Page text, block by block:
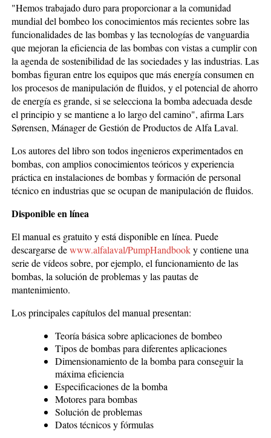
"Hemos trabajado duro para proporcionar a la comunidad
mundial del bombeo los conocimientos más recientes sobre las
funcionalidades de las bombas y las tecnologías de vanguardia
que mejoran la eficiencia de las bombas con vistas a cumplir con
la agenda de sostenibilidad de las sociedades y las industrias. Las
bombas figuran entre los equipos que más energía consumen en
los procesos de manipulación de fluidos, y el potencial de ahorro
de energía es grande, si se selecciona la bomba adecuada desde
el principio y se mantiene a lo largo del camino", afirma Lars
Sørensen, Mánager de Gestión de Productos de Alfa Laval.
Los autores del libro son todos ingenieros experimentados en
bombas, con amplios conocimientos teóricos y experiencia
práctica en instalaciones de bombas y formación de personal
técnico en industrias que se ocupan de manipulación de fluidos.
Disponible en línea
El manual es gratuito y está disponible en línea. Puede
descargarse dewww.alfalaval/PumpHandbooky contiene una
serie de vídeos sobre, por ejemplo, el funcionamiento de las
bombas, la solución de problemas y las pautas de
mantenimiento.
Los principales capítulos del manual presentan:
Teoría básica sobre aplicaciones de bombeo
Tipos de bombas para diferentes aplicaciones
Dimensionamiento de la bomba para conseguir la
máxima eficiencia
Especificaciones de la bomba
Motores para bombas
Solución de problemas
Datos técnicos y fórmulas